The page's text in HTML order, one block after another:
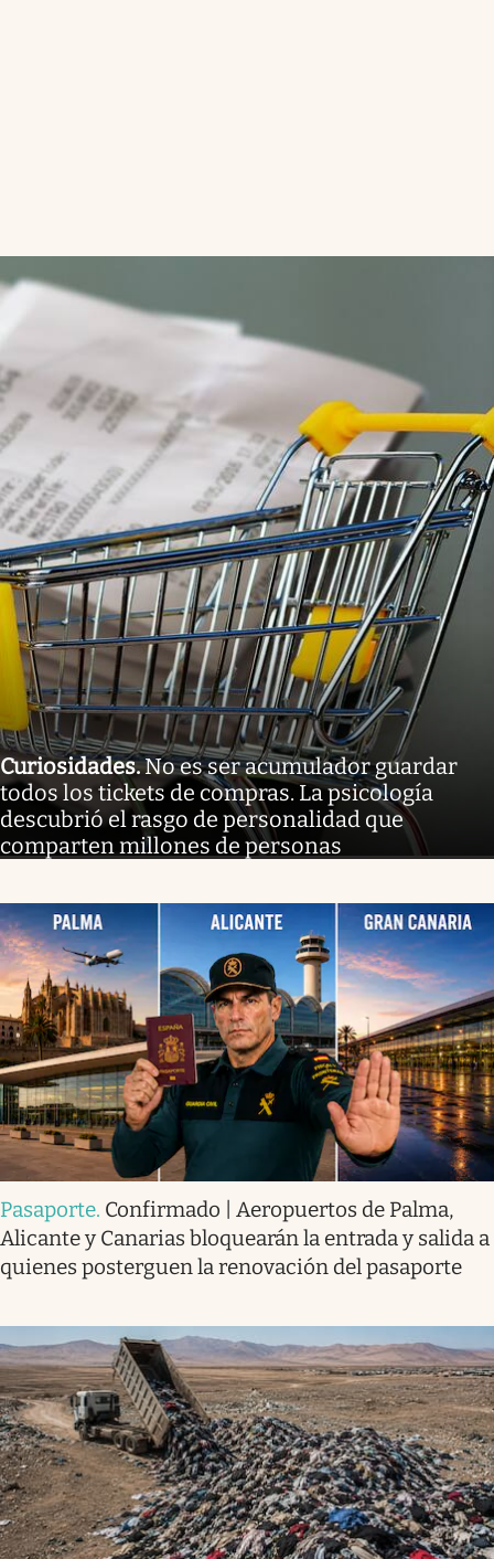
Curiosidades.No es ser acumulador guardar
todos los tickets de compras. La psicología
descubrió el rasgo de personalidad que
comparten millones de personas
Pasaporte. Confirmado | Aeropuertos de Palma,
Alicante y Canarias bloquearán la entrada y salida a
quienes posterguen la renovación del pasaporte